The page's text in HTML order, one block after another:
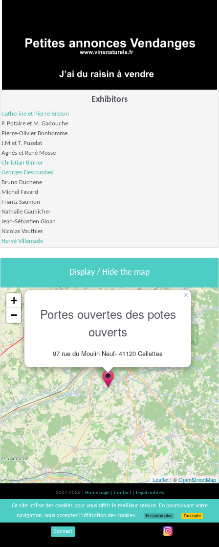
Exhibitors
Catherine et Pierre Breton
P. Potaire et M. Gadouche
Pierre-Olivier Bonhomme
J.M et T. Puzelat
Agnès et René Mosse
Christian Binner
Georges Descombes
Bruno Duchene
Michel Favard
Frantz Saumon
Nathalie Gaubicher
Jean-Sébastien Gioan
Nicolas Vauthier
Hervé Villemade
Display / Hide the map
Portes ouvertes des potes
ouverts
97 rue du Moulin Neuf- 41120 Cellettes
×
+
−
Leaflet| ©OpenStreetMap
2007-2026 | Home page Contact
Legal notices
Alcohol abuse is bad for your health, please consume in moderation | vinsnaturels |
v3.12
Connect
Ce site utilise des cookies pour vous offrir le meilleur service. En poursuivant votre
navigation, vous acceptez l’utilisation des cookies.
En savoir plus J’accepte